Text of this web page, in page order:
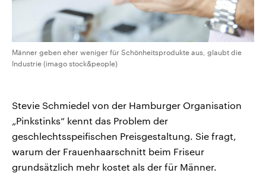
Männer geben eher weniger für Schönheitsprodukte aus, glaubt die
Industrie (imago stock&people)
Stevie Schmiedel von der Hamburger Organisation
„Pinkstinks“ kennt das Problem der
geschlechtsspeifischen Preisgestaltung. Sie fragt,
warum der Frauenhaarschnitt beim Friseur
grundsätzlich mehr kostet als der für Männer.